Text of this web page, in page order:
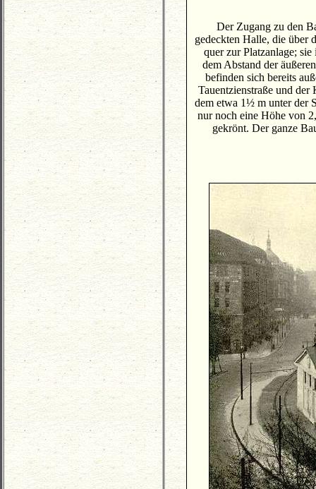
Der Zugang zu den
gedeckten Halle, die über
quer zur Platzanlage;
dem Abstand der
befinden sich bereits
Tauentzienstraße und der
dem etwa 1½ m unter der
nur noch eine Höhe von
gekrönt. Der ganze